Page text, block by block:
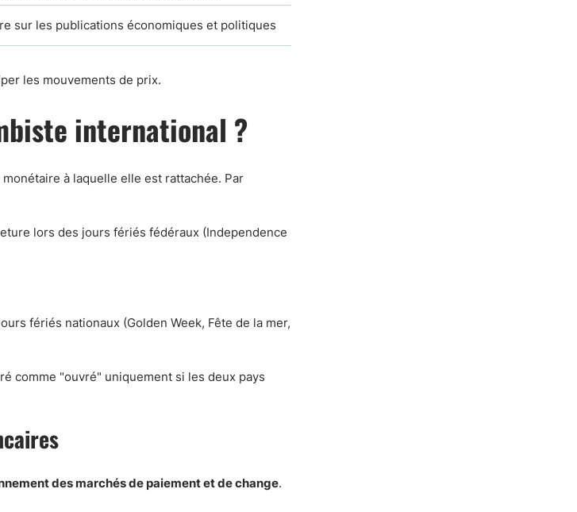
sur les publications économiques et politiques
les mouvements de prix.
international ?
à laquelle elle est rattachée. Par
lors des jours fériés fédéraux (Independence
fériés nationaux (Golden Week, Fête de la mer,
comme "ouvré" uniquement si les deux pays
des marchés de paiement et de change.